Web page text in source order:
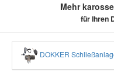
Mehr
für Ihren
DOKKER